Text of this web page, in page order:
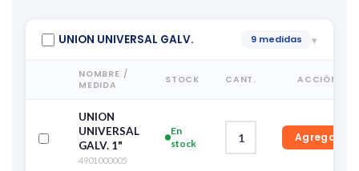
UNION UNIVERSAL GALV. 9 medidas ▾
NOMBRE /
MEDIDA
STOCK CANT. ACCIÓN
UNION
UNIVERSAL
GALV. 1"
4901000005
En
stock
Agregar